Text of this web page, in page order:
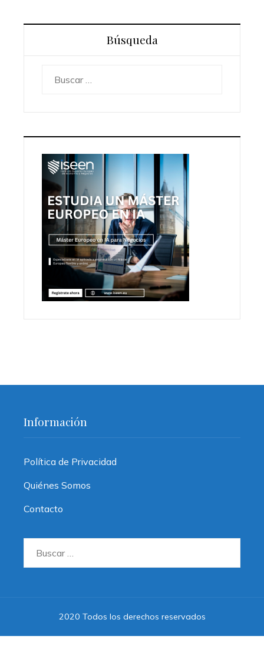
Búsqueda
Información
Política de Privacidad
Quiénes Somos
Contacto
2020 Todos los derechos reservados